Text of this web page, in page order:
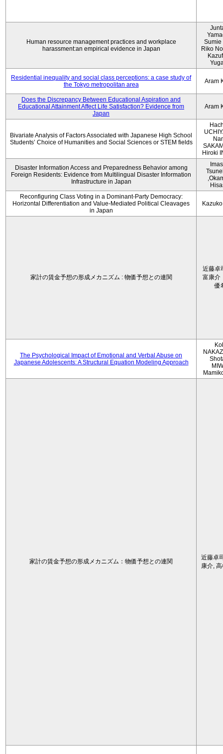
Human resource management practices and workplace
harassment:an empirical evidence in Japan
Sumie
Riko
Residential inequality and social class perceptions: a case study of
the Tokyo metropolitan area
Aram
Does the Discrepancy Between Educational Aspiration and
Educational Attainment Affect Life Satisfaction? Evidence from
Japan
Aram
Bivariate Analysis of Factors Associated with Japanese High School
Students’ Choice of Humanities and Social Sciences or STEM fields
Hiroki
Disaster Information Access and Preparedness Behavior among
Foreign Residents: Evidence from Multilingual Disaster Information
Infrastructure in Japan
Reconfiguring Class Voting in a Dominant-Party Democracy:
Horizontal Differentiation and Value-Mediated Political Cleavages
in Japan
家計の賃金予想の形成メカニズム : 物価予想との連関
近藤卓
富康介
優
The Psychological Impact of Emotional and Verbal Abuse on
Japanese Adolescents: A Structural Equation Modeling Approach
家計の賃金予想の形成メカニズム：物価予想との連関
近藤卓
康介,